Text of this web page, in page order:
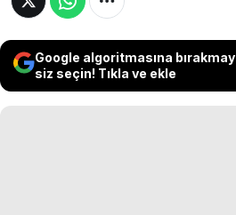
Google algoritmasına
siz seçin! Tıkla ve ekle